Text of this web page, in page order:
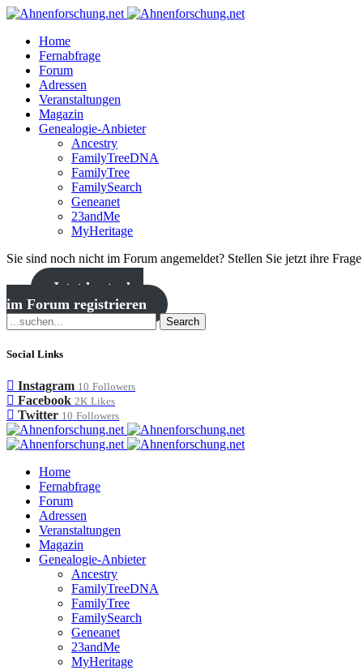
Home
Fernabfrage
Forum
Adressen
Veranstaltungen
Magazin
Genealogie-Anbieter
Ancestry
FamilyTreeDNA
FamilyTree
FamilySearch
Geneanet
23andMe
MyHeritage
Sie sind noch nicht im Forum angemeldet? Stellen Sie jetzt ihre
Jetzt kostenlos
im Forum registrieren
Search
Social Links
Instagram 10 Followers
Facebook 2K Likes
Twitter 10 Followers
Home
Fernabfrage
Forum
Adressen
Veranstaltungen
Magazin
Genealogie-Anbieter
Ancestry
FamilyTreeDNA
FamilyTree
FamilySearch
Geneanet
23andMe
MyHeritage